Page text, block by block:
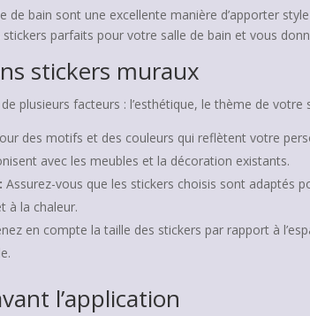
de bain sont une excellente manière d’apporter
parfaits pour votre salle de bain et vous
stickers muraux
plusieurs facteurs : l’esthétique, le thème de
des motifs et des couleurs qui reflètent votre
avec les meubles et la décoration existants.
Assurez-vous que les stickers choisis sont adaptés
à la chaleur.
en compte la taille des stickers par rapport à
l’application